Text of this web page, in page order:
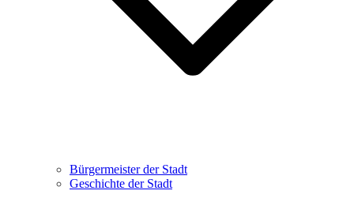
Bürgermeister der Stadt
Geschichte der Stadt